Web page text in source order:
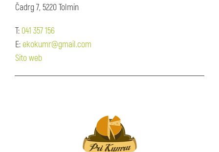
Čadrg 7, 5220 Tolmin
T: 041 357 156
E: ekokumr@gmail.com
Sito web